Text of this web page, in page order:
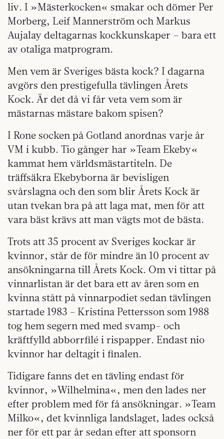
liv. I »Mästerkocken« smakar och dömer Per
Morberg, Leif Mannerström och Markus
Aujalay deltagarnas kockkunskaper – bara ett
av otaliga matprogram.
Men vem är Sveriges bästa kock? I dagarna
avgörs den prestigefulla tävlingen Årets
Kock. Är det då vi får veta vem som är
mästarnas mästare bakom spisen?
I Rone socken på Gotland anordnas varje år
VM i kubb. Tio gånger har »Team Ekeby«
kammat hem världsmästartiteln. De
träffsäkra Ekebyborna är bevisligen
svårslagna och den som blir Årets Kock är
utan tvekan bra på att laga mat, men för att
vara bäst krävs att man vägts mot de bästa.
Trots att 35 procent av Sveriges kockar är
kvinnor, står de för mindre än 10 procent av
ansökningarna till Årets Kock. Om vi tittar på
vinnarlistan är det bara ett av åren som en
kvinna stått på vinnarpodiet sedan tävlingen
startade 1983 – Kristina Pettersson som 1988
tog hem segern med med svamp- och
kräftfylld abborrfilé i rispapper. Endast nio
kvinnor har deltagit i finalen.
Tidigare fanns det en tävling endast för
kvinnor, »Wilhelmina«, men den lades ner
efter problem med för få ansökningar. »Team
Milko«, det kvinnliga landslaget, lades också
ner för ett par år sedan efter att sponsorn